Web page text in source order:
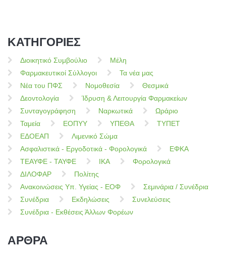
ΚΑΤΗΓΟΡΙΕΣ
Διοικητικό Συμβούλιο
Μέλη
Φαρμακευτικοί Σύλλογοι
Τα νέα μας
Νέα του ΠΦΣ
Νομοθεσία
Θεσμικά
Δεοντολογία
Ίδρυση & Λειτουργία Φαρμακείων
Συνταγογράφηση
Ναρκωτικά
Ωράριο
Ταμεία
ΕΟΠΥΥ ΥΠΕΘΑ
ΤΥΠΕΤ
ΕΔΟΕΑΠ
Λιμενικό Σώμα
Ασφαλιστικά - Εργοδοτικά - Φορολογικά
ΕΦΚΑ
ΤΕΑΥΦΕ - ΤΑΥΦΕ
ΙΚΑ
Φορολογικά
ΔΙΛΟΦΑΡ
Πολίτης
Ανακοινώσεις Υπ. Υγείας - ΕΟΦ
Σεμινάρια / Συνέδρια
Συνέδρια
Εκδηλώσεις
Συνελεύσεις
Συνέδρια - Εκθέσεις Άλλων Φορέων
ΑΡΘΡΑ